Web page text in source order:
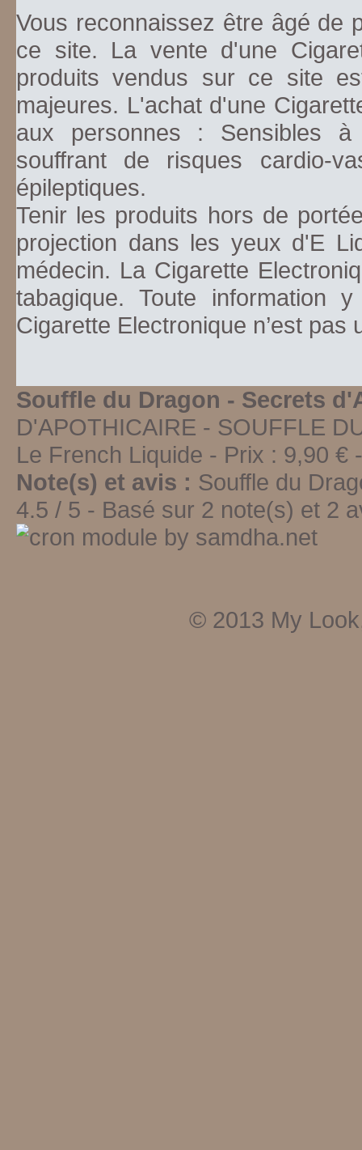
Vous reconnaissez être âgé de
ce site. La vente d'une
produits vendus sur ce site
majeures. L'achat d'une
aux personnes : Sensibles
souffrant de risques cardio-
épileptiques.
Tenir les produits hors de
projection dans les yeux d'E
médecin. La Cigarette
tabagique. Toute information
Cigarette Electronique n’est pas
Souffle du Dragon - Secrets
D'APOTHICAIRE - SOUFFLE
Le French Liquide - Prix : 9,90 €
Note(s) et avis : Souffle du
4.5 / 5 - Basé sur 2 note(s) et 2
© 2013 My Look